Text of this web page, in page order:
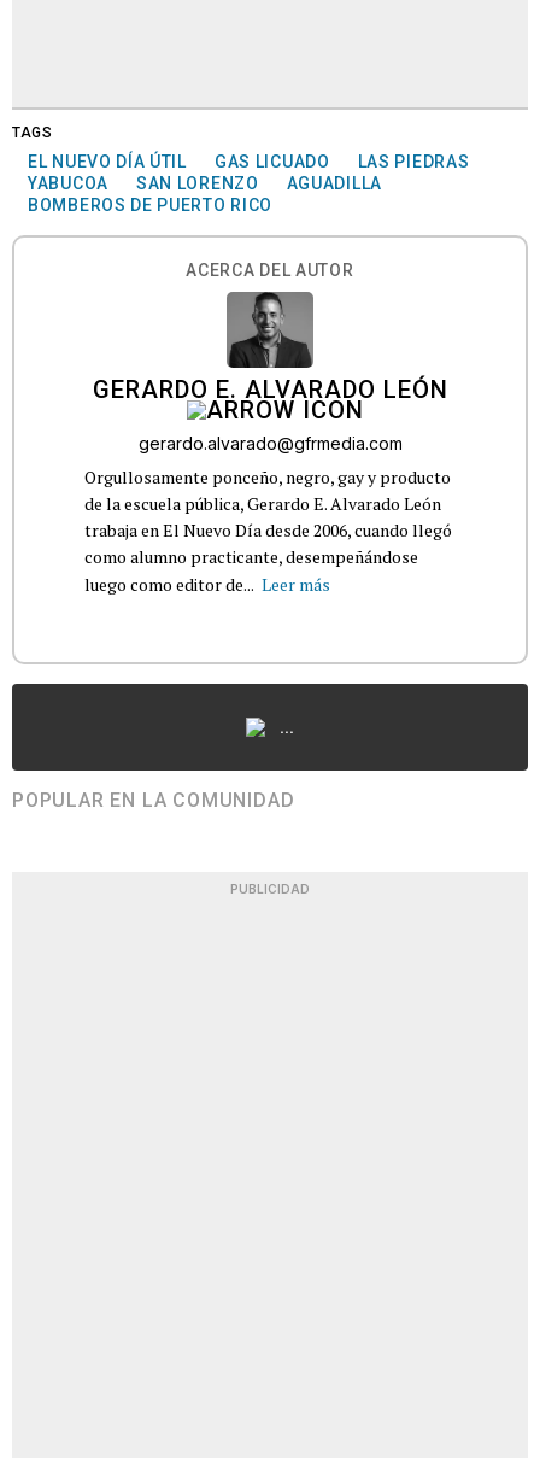
TAGS
EL NUEVO DÍA ÚTIL GAS LICUADO
LAS PIEDRAS
YABUCOA
SAN LORENZO
AGUADILLA
BOMBEROS DE PUERTO RICO
ACERCA DEL AUTOR
GERARDO E. ALVARADO LEÓN
gerardo.alvarado@gfrmedia.com
Orgullosamente ponceño, negro, gay y producto
de la escuela pública, Gerardo E. Alvarado León
trabaja en El Nuevo Día desde 2006, cuando llegó
como alumno practicante, desempeñándose
luego como editor de... Leer más
...
POPULAR EN LA COMUNIDAD
PUBLICIDAD